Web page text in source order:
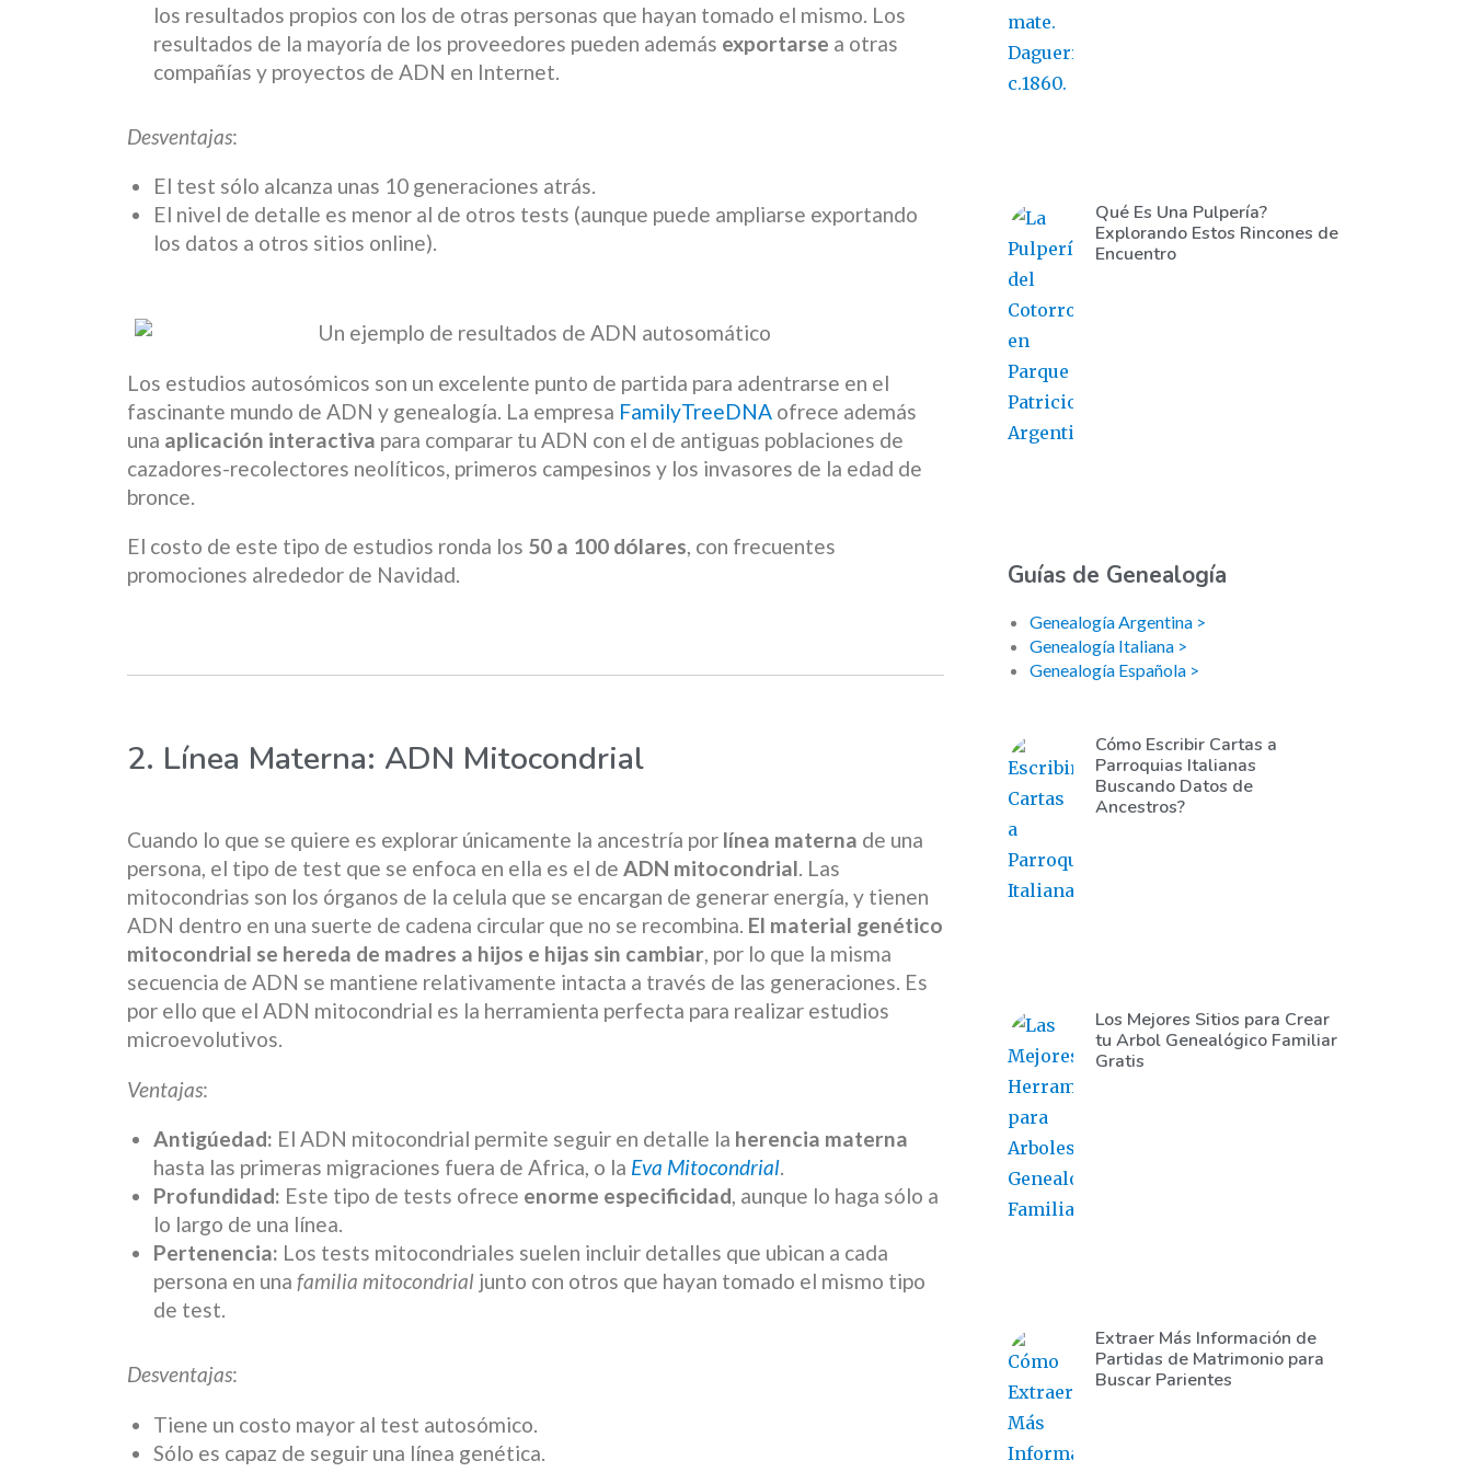
los resultados propios con los de otras personas que hayan tomado el mismo. Los
resultados de la mayoría de los proveedores pueden además exportarse a otras
compañías y proyectos de ADN en Internet.
Desventajas:
El test sólo alcanza unas 10 generaciones atrás.
El nivel de detalle es menor al de otros tests (aunque puede ampliarse exportando
los datos a otros sitios online).
Los estudios autosómicos son un excelente punto de partida para adentrarse en el
fascinante mundo de ADN y genealogía. La empresa FamilyTreeDNA ofrece además
una aplicación interactiva para comparar tu ADN con el de antiguas poblaciones de
cazadores-recolectores neolíticos, primeros campesinos y los invasores de la edad de
bronce.
El costo de este tipo de estudios ronda los 50 a 100 dólares, con frecuentes
promociones alrededor de Navidad.
2. Línea Materna: ADN Mitocondrial
Cuando lo que se quiere es explorar únicamente la ancestría por línea materna de una
persona, el tipo de test que se enfoca en ella es el de ADN mitocondrial. Las
mitocondrias son los órganos de la celula que se encargan de generar energía, y tienen
ADN dentro en una suerte de cadena circular que no se recombina. El material genético
mitocondrial se hereda de madres a hijos e hijas sin cambiar, por lo que la misma
secuencia de ADN se mantiene relativamente intacta a través de las generaciones. Es
por ello que el ADN mitocondrial es la herramienta perfecta para realizar estudios
microevolutivos.
Ventajas:
Antigúedad: El ADN mitocondrial permite seguir en detalle la herencia materna
hasta las primeras migraciones fuera de Africa, o la Eva Mitocondrial.
Profundidad: Este tipo de tests ofrece enorme especificidad, aunque lo haga sólo a
lo largo de una línea.
Pertenencia: Los tests mitocondriales suelen incluir detalles que ubican a cada
persona en una familia mitocondrial junto con otros que hayan tomado el mismo tipo
de test.
Desventajas:
Tiene un costo mayor al test autosómico.
Sólo es capaz de seguir una línea genética.
Qué Es Una Pulpería?
Explorando Estos Rincones de
Encuentro
Guías de Genealogía
Genealogía Argentina >
Genealogía Italiana >
Genealogía Española >
Cómo Escribir Cartas a
Parroquias Italianas
Buscando Datos de
Ancestros?
Los Mejores Sitios para Crear
tu Arbol Genealógico Familiar
Gratis
Extraer Más Información de
Partidas de Matrimonio para
Buscar Parientes